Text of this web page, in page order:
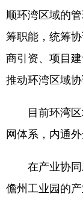
顺环湾区域的
筹职能，统筹
商引资、项目
推动环湾区域协
目前环湾区
网体系，内通
在产业协同
儋州工业园的